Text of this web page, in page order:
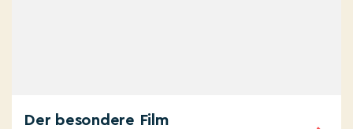
Der besondere Film